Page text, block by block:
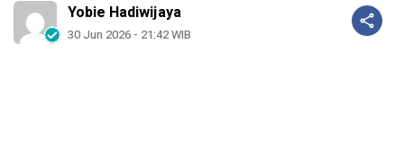
Yobie Hadiwijaya
30 Jun 2026 - 21:42 WIB